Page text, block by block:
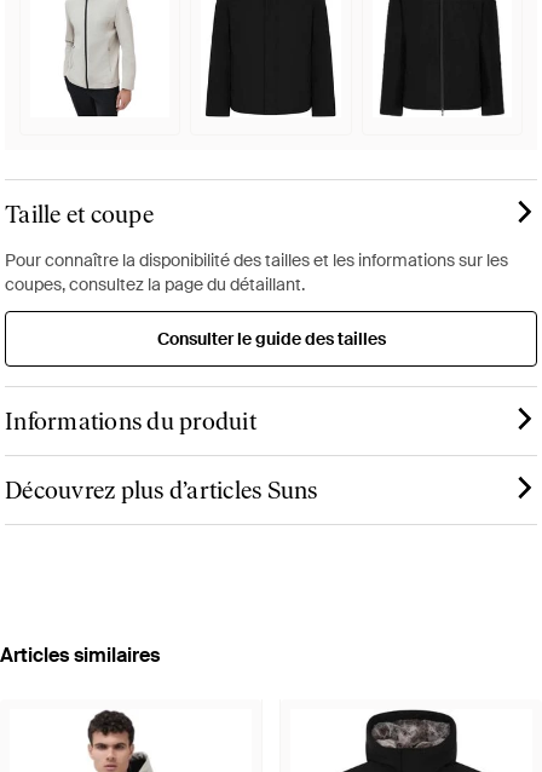
Taille et coupe
Pour connaître la disponibilité des tailles et les informations sur les
coupes, consultez la page du détaillant.
Consulter le guide des tailles
Informations du produit
Découvrez plus d’articles Suns
Articles similaires